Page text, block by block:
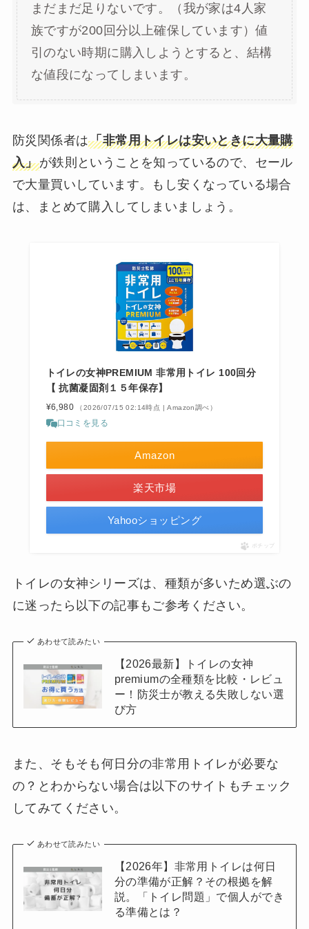
まだまだ足りないです。（我が家は4人家
族ですが200回分以上確保しています）値
引のない時期に購入しようとすると、結構
な値段になってしまいます。
防災関係者は「非常用トイレは安いときに大量購
入」が鉄則ということを知っているので、セール
で大量買いしています。もし安くなっている場合
は、まとめて購入してしまいましょう。
トイレの女神PREMIUM 非常用トイレ 100回分
【 抗菌凝固剤１５年保存】
¥6,980 （2026/07/15 02:14時点 | Amazon調べ）
口コミを見る
Amazon
楽天市場
Yahooショッピング
ポチップ
トイレの女神シリーズは、種類が多いため選ぶの
に迷ったら以下の記事もご参考ください。
あわせて読みたい
【2026最新】トイレの女神
premiumの全種類を比較・レビュ
ー！防災士が教える失敗しない選
び方
また、そもそも何日分の非常用トイレが必要な
の？とわからない場合は以下のサイトもチェック
してみてください。
あわせて読みたい
【2026年】非常用トイレは何日
分の準備が正解？その根拠を解
説。「トイレ問題」で個人ができ
る準備とは？